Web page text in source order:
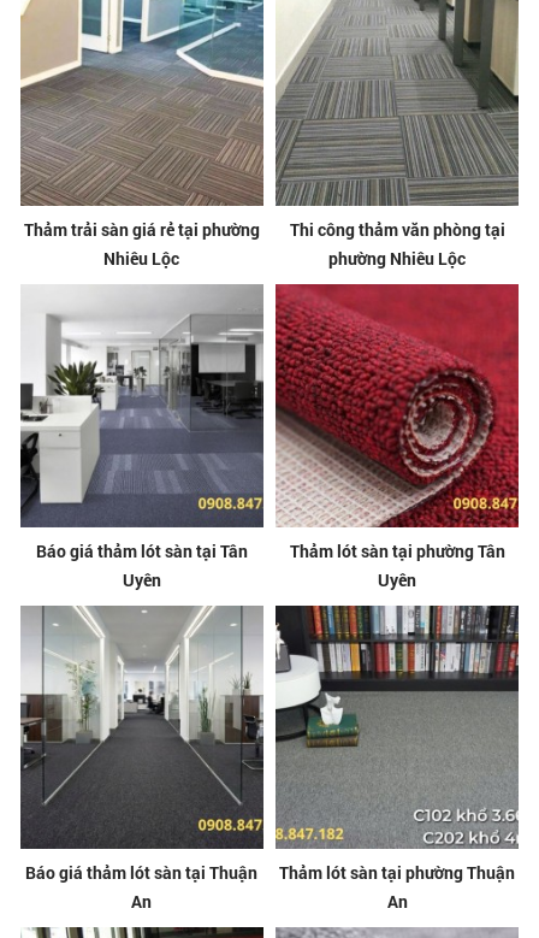
Thảm trải sàn giá rẻ tại phường
Nhiêu Lộc
Thi công thảm văn phòng tại
phường Nhiêu Lộc
Báo giá thảm lót sàn tại Tân
Uyên
Thảm lót sàn tại phường Tân
Uyên
Báo giá thảm lót sàn tại Thuận
An
Thảm lót sàn tại phường Thuận
An